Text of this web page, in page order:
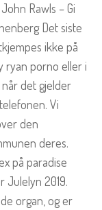
Rawls – Gi
Det siste
ikke på
ryan porno eller i
det gjelder
Vi
den
deres.
på paradise
Julelyn 2019.
organ, og er